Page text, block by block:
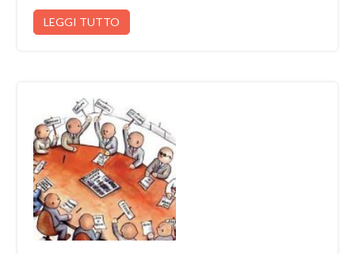
LEGGI TUTTO